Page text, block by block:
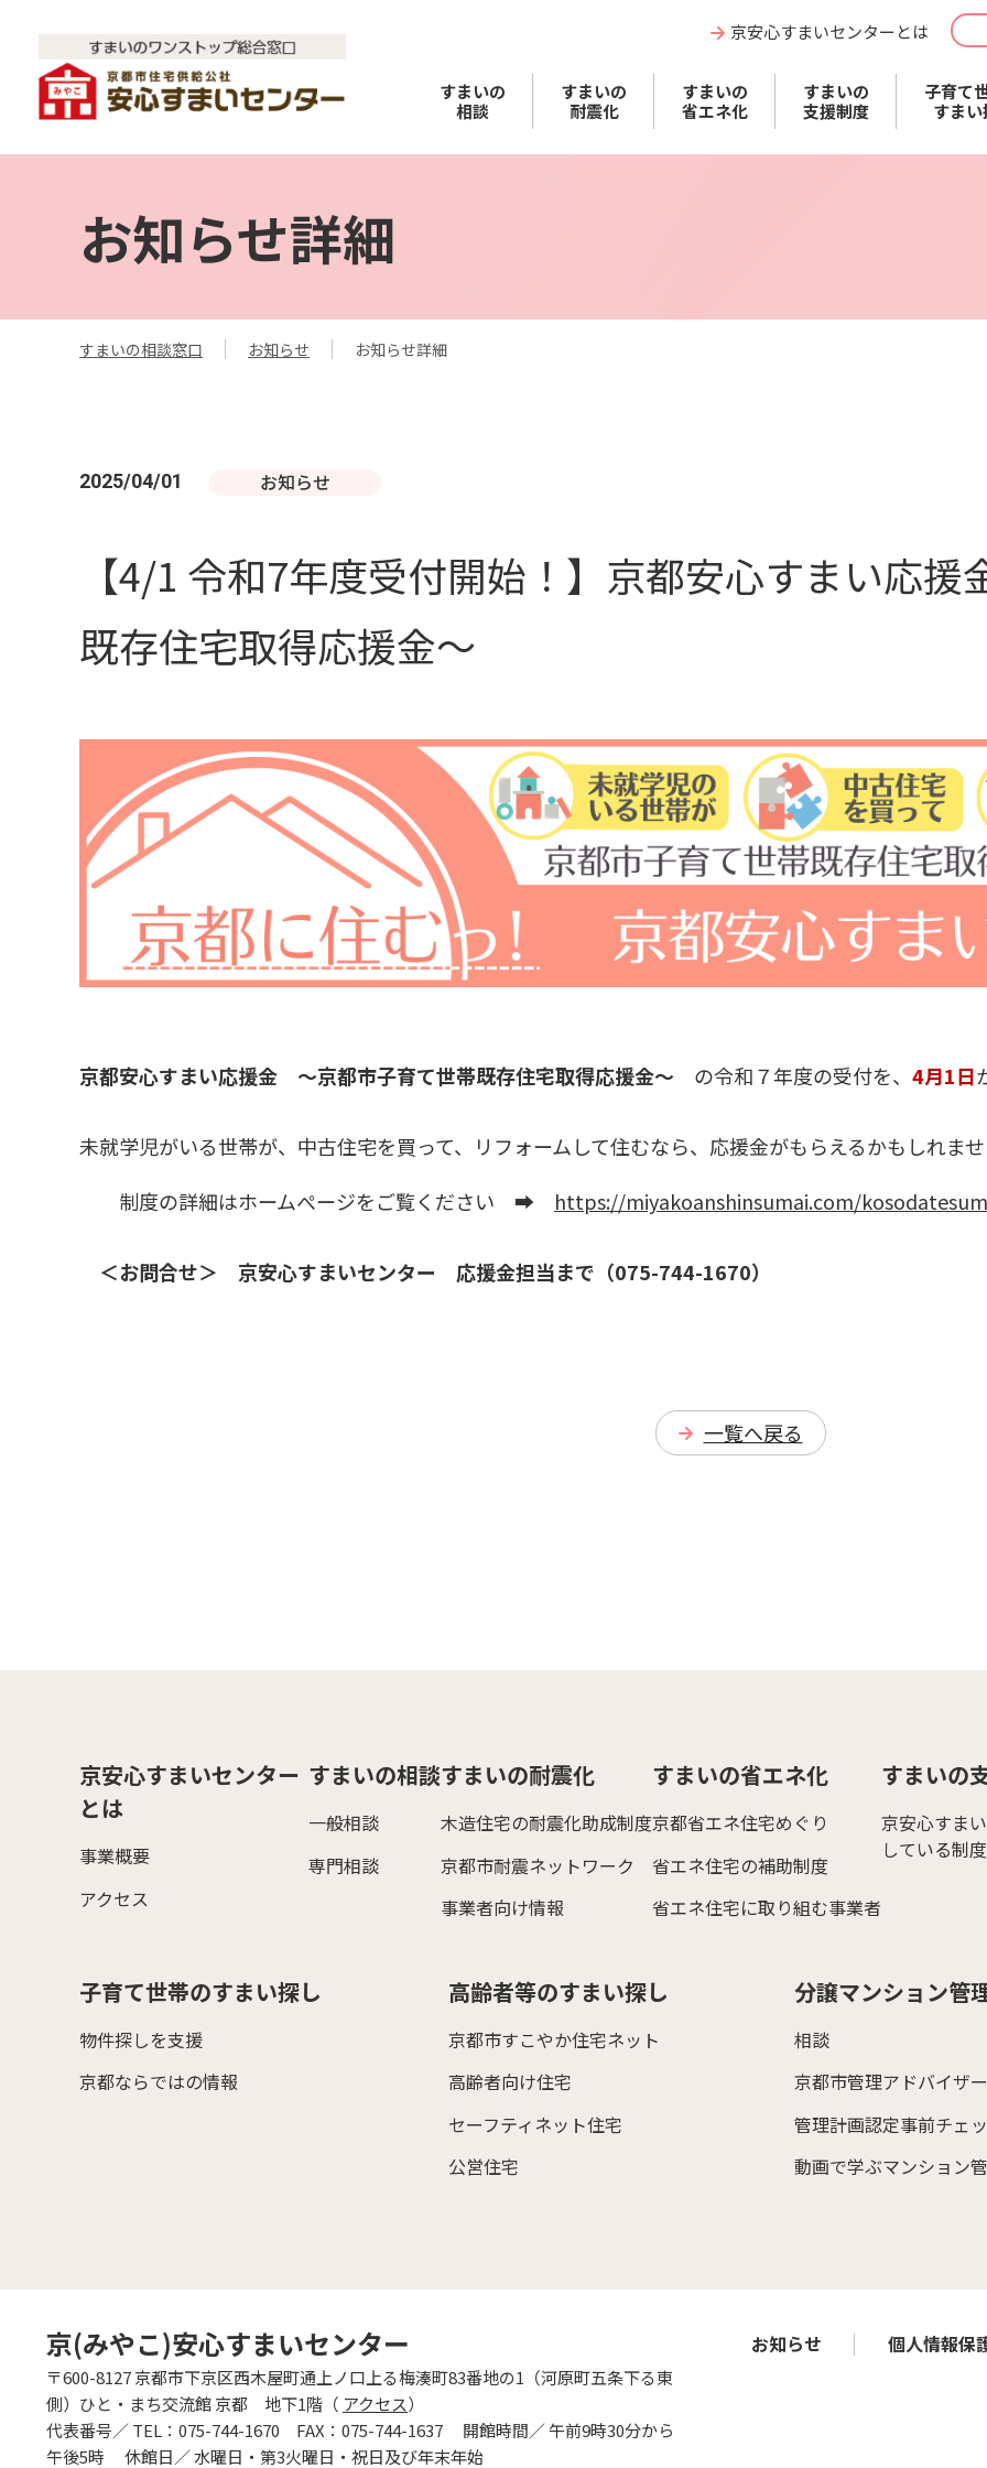
京安心すまいセンターとは
すまいの
相談
すまいの
耐震化
すまいの
省エネ化
すまいの
支援制度
子育て
すまい
お知らせ詳細
すまいの相談窓口 お知らせ お知らせ詳細
2025/04/01 お知らせ
【4/1 令和7年度受付開始！】京都安心すまい応
既存住宅取得応援金～
京都安心すまい応援金 ～京都市子育て世帯既存住宅取得応援金～ の令和７年度の受付を、 4月1日
未就学児がいる世帯が、中古住宅を買って、リフォームして住むなら、応援金がもらえるかもしれませ
制度の詳細はホームぺージをご覧ください ➡ https://miyakoanshinsumai.com/
＜お問合せ＞ 京安心すまいセンター 応援金担当まで（075-744-1670）
一覧へ戻る
京安心すまいセンター
とは
事業概要
アクセス
すまいの相談
一般相談
専門相談
すまいの耐震化
木造住宅の耐震化助成制度
京都市耐震ネットワーク
事業者向け情報
すまいの省エネ化
京都省エネ住宅めぐり
省エネ住宅の補助制度
省エネ住宅に取り組む事業者
すまいの
京安心すま
している制度
子育て世帯のすまい探し
物件探しを支援
京都ならではの情報
高齢者等のすまい探し
京都市すこやか住宅ネット
高齢者向け住宅
セーフティネット住宅
公営住宅
分譲マンション管
相談
京都市管理アドバイザ
管理計画認定事前チェ
動画で学ぶマンション
京(みやこ)安心すまいセンター
〒600-8127京都市下京区西木屋町通上ノ口上る梅湊町83番地の1（河原町五条下る東
側）ひと・まち交流館 京都 地下1階（ アクセス）
代表番号／TEL： 075-744-1670 FAX：075-744-1637 開館時間／午前9時30分から
午後5時
休館日／水曜日・第3火曜日・祝日及び年末年始
お知らせ 個人情報保